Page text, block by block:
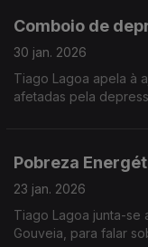
Comboio de
30 jan. 2026
Tiago Lagoa apela à
afetadas pela
Pobreza
23 jan. 2026
Tiago Lagoa junta-se
Gouveia, para falar